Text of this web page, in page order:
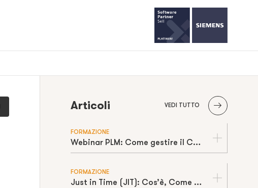
Articoli VEDI TUTTO
FORMAZIONE
Webinar PLM: Come gestire il Change Management
FORMAZIONE
Just in Time (JIT): Cos’è, Come Funziona e Requisiti per Applicarlo Davvero